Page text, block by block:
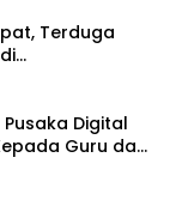
Terduga
dari 24
Digital
Guru dan